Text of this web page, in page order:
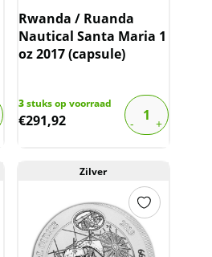
Rwanda / Ruanda
Nautical Santa Maria 1
oz 2017 (capsule)
3stuks op voorraad
€291,92
Zilver